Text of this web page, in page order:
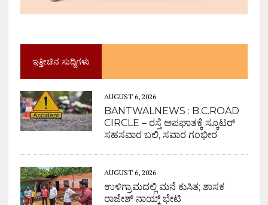
ಇತ್ತೀಚಿನ ಸುದ್ದಿಗಳು
AUGUST 6, 2026
BANTWALNEWS : B.C.ROAD
CIRCLE – ರಸ್ತೆ ಅಪಘಾತಕ್ಕೆ ಸ್ಕೂಟರ್
ಸಹಸವಾರ ಬಲಿ, ಸವಾರ ಗಂಭೀರ
AUGUST 6, 2026
ಉಳಿಗ್ರಾಮದಲ್ಲಿ ಮನೆ ಕುಸಿತ; ಶಾಸಕ
ರಾಜೇಶ್ ನಾಯ್ಕ್ ಭೇಟಿ